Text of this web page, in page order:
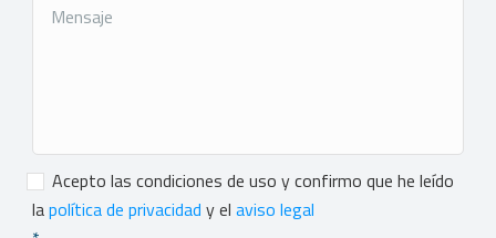
Consentimiento*
Acepto las condiciones de uso y confirmo que he leído
lapolítica de privacidad y el aviso legal